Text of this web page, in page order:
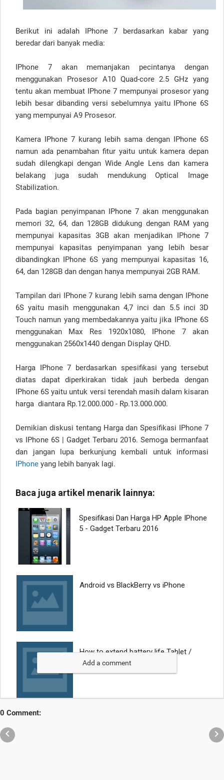
Berikut ini adalah IPhone 7 berdasarkan kabar yang
beredar dari banyak media:
IPhone 7 akan memanjakan pecintanya dengan
menggunakan Prosesor A10 Quad-core 2.5 GHz yang
tentu akan membuat IPhone 7 mempunyai prosesor yang
lebih besar dibanding versi sebelumnya yaitu IPhone 6S
yang mempunyai A9 Prosesor.
Kamera IPhone 7 kurang lebih sama dengan IPhone 6S
namun ada penambahan fitur yaitu untuk kamera depan
sudah dilengkapi dengan Wide Angle Lens dan kamera
belakang juga sudah mendukung Optical Image
Stabilization.
Pada bagian penyimpanan IPhone 7 akan menggunakan
memori 32, 64, dan 128GB didukung dengan RAM yang
mempunyai kapasitas 3GB akan menjadikan IPhone 7
mempunyai kapasitas penyimpanan yang lebih besar
dibandingkan IPhone 6S yang mempunyai kapasitas 16,
64, dan 128GB dan dengan hanya mempunyai 2GB RAM.
Tampilan dari IPhone 7 kurang lebih sama dengan IPhone
6S yaitu masih menggunakan 4,7 inci dan 5.5 inci 3D
Touch namun yang membedakannya yaitu jika IPhone 6S
menggunakan Max Res 1920x1080, IPhone 7 akan
menggunakan 2560x1440 dengan Display QHD.
Harga IPhone 7 berdasarkan spesifikasi yang tersebut
diatas dapat diperkirakan tidak jauh berbeda dengan
IPhone 6S yaitu untuk versi terendah masih dalam kisaran
harga diantara Rp.12.000.000 - Rp.13.000.000.
Demikian diskusi tentang Harga dan Spesifikasi IPhone 7
vs IPhone 6S | Gadget Terbaru 2016. Semoga bermanfaat
dan jangan lupa berkunjung kembali untuk informasi
IPhone yang lebih banyak lagi.
Add a comment
0 Comment:
 